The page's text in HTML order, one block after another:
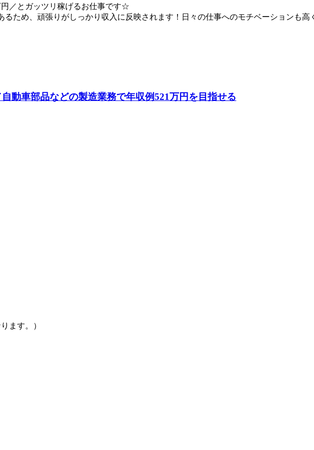
／とガッツリ稼げるお仕事です☆
るため、頑張りがしっかり収入に反映されます！日々の仕事へのモチベーションも高
動車部品などの製造業務で年収例521万円を目指せる
ます。）